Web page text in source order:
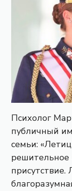
Психолог
публичный
семьи:
решительное
присутствие.